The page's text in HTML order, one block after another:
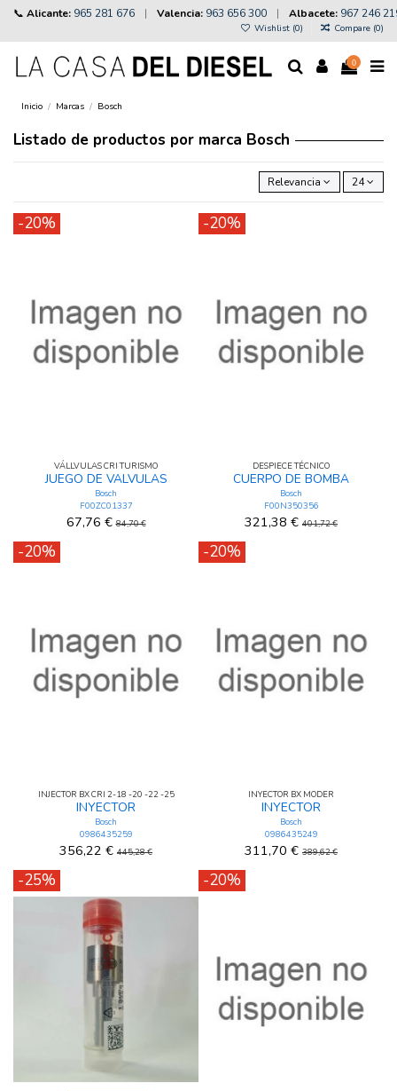
📞 Alicante: 965 281 676 | Valencia: 963 656 300 | Albacete: 967 246
Wishlist (0) Compare (0)
0
Inicio Marcas Bosch
Listado de productos por marca Bosch
Relevancia 24
-20%
VÁLLVULAS CRI TURISMO
JUEGO DE VALVULAS
Bosch
F00ZC01337
67,76 €84,70 €
-20%
DESPIECE TÉCNICO
CUERPO DE BOMBA
Bosch
F00N350356
321,38 € 401,72 €
-20%
INJECTOR BX CRI 2-18 -20 -22 -25
INYECTOR
Bosch
0986435259
356,22 € 445,28 €
-20%
INYECTOR BX MODER
INYECTOR
Bosch
0986435249
311,70 € 389,62 €
-25% -20%